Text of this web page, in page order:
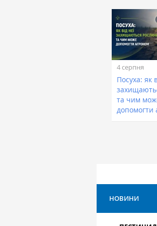
4 серпня
Посуха: як
та чим
допомогти
НОВИНИ